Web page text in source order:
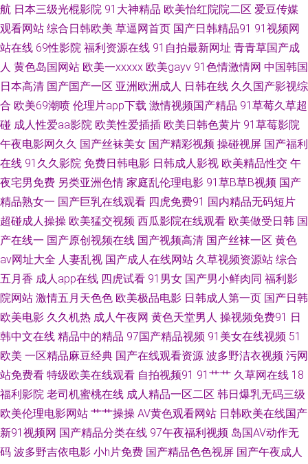
品伦 中文字幕25天天夜夜 久久丁香香蕉 亚洲精品久 国产aaaaaa 青青草av
制服丝袜欧美在线播放 韩国A级无码片 我被六个男人躁到早上 成人午夜性爱
欧美亚1 中文字幕剧在线亚洲 黑人一个 婷婷五月色导航 超碰人人摸人人操
欧美丰满熟 影音先锋2017av资源网 国产综合色产在线精品 天堂中文字幕在
线 超凡导航网站 柠檬视频在线免费观看 一女被多男 国产清纯美女遭强 日韩
一卡2卡3卡4卡乱码网站导航 日韩一卡2卡3卡4卡无卡免费视频 又粗又硬又
长又黄又爽 国产真实强奷网站在 手机在线观看的 草逼国产 欧美高清日韩在
线 一区中文字幕 国产欧美激情在 色先锋1 www91小视频 免费看电影 伊人美
女出水视频 国产日韩在 色碰视频 超碰人人摸 日本吻胸视频成人A片无码 99
热99热 免费精品美 中文字幕综 九一大香蕉 亚洲AT午夜剧场 国产91黄色包
情网站 日比打炮 91网站小视频 久久久精品久久久欧美俄罗乱妇 亚洲图片精
脚玉 日本一本二本三区 91香蕉视频 另类小说欧美在线电影 一本大道视频 国
航 日本三级光棍影院 91大神精品 欧美怡红院院二区 爱豆传媒
观看网站 综合日韩欧美 草逼网首页 国产日韩精品91 91视频网
站在线 69性影院 福利资源在线 91自拍最新网址 青青草国产成
人 黄色岛国网站 欧美一xxxxx 欧美gayv 91色情激情网 中国韩国
日本高清 国产国产一区 亚洲欧洲成人 日韩在线 久久国产影视综
合 欧美69潮喷 伦理片app下载 激情视频国产精品 91草莓久草超
碰 成人性爱aa影院 欧美性爱插插 欧美日韩色黄片 91草莓影院
午夜电影网久久 国产丝袜美女 国产精彩视频 操碰视屏 国产福利
在线 91久久影院 免费日韩电影 日韩成人影视 欧美精品性交 午
夜宅男免费 另类亚洲色情 家庭乱伦理电影 91草B草B视频 国产
精品熟女一 国产巨乳在线观看 四虎免费91 国内精品无码短片
超碰成人操操 欧美猛交视频 西瓜影院在线观看 欧美做受日韩 国
产在线一 国产原创视频在线 国产视频高清 国产丝袜一区 黄色
av网址大全 人妻乱视 国产成人在线网站 久草视频资源站 综合
五月香 成人app在线 四虎试看 91男女 国产男小鲜肉同 福利影
院网站 激情五月天色色 欧美极品电影 日韩成人第一页 国产日韩
欧美电影 久久机热 成人午夜网 黄色天堂男人 操视频免费91 日
韩中文在线 精品中的精品 97国产精品视频 91美女在线视频 51
欧美 一区精品麻豆经典 国产在线观看资源 波多野洁衣视频 污网
站免费看 特级欧美在线观看 自拍视频91 91艹艹 久草网在线 18
福利影院 老司机蜜桃在线 成人精品一区二区 韩日爆乳无码三级
欧美伦理电影网站 艹艹操操 AV黄色观看网站 日韩欧美在线国产
新91视频网 国产精品分类在线 97午夜福利视频 岛国AV动作无
码 波多野吉依电影 小h片免费 国产精品色色视屏 国产午夜成人